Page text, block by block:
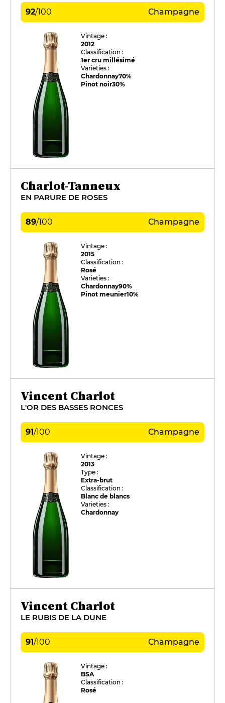
92/100 Champagne
Vintage :
2012
Classification :
1er cru millésimé
Varieties :
Chardonnay70%
Pinot noir30%
Charlot-Tanneux
EN PARURE DE ROSES
89/100 Champagne
Vintage :
2015
Classification :
Rosé
Varieties :
Chardonnay90%
Pinot meunier10%
Vincent Charlot
L'OR DES BASSES RONCES
91/100 Champagne
Vintage :
2013
Type :
Extra-brut
Classification :
Blanc de blancs
Varieties :
Chardonnay
Vincent Charlot
LE RUBIS DE LA DUNE
91/100 Champagne
Vintage :
BSA
Classification :
Rosé